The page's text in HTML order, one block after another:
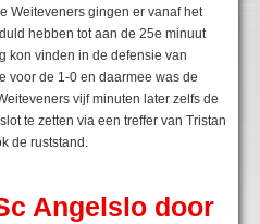
Weiteveners gingen er vanaf het
hebben tot aan de 25e minuut
kon vinden in de defensie van
voor de 1-0 en daarmee was de
vijf minuten later zelfs de
te zetten via een treffer van Tristan
de ruststand.
Angelslo door